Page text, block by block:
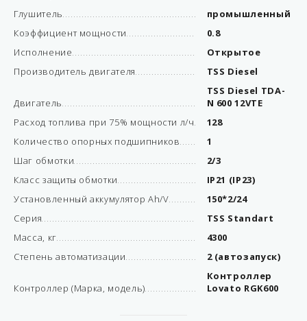
Глушитель
промышленный
Коэффициент мощности
0.8
Исполнение
Открытое
Производитель двигателя
TSS Diesel
Двигатель
TSS Diesel TDA-
N 600 12VTE
Расход топлива при 75% мощности л/ч
128
Количество опорных подшипников
1
Шаг обмотки
2/3
Класс защиты обмотки
IP21 (IP23)
Установленный аккумулятор Ah/V
150*2/24
Серия
TSS Standart
Масса, кг
4300
Степень автоматизации
2 (автозапуск)
Контроллер (Марка, модель)
Контроллер
Lovato RGK600